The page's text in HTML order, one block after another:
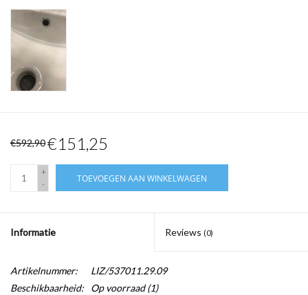
€592,90€151,25
+
-
TOEVOEGEN AAN WINKELWAGEN
Informatie Reviews (0)
Artikelnummer:
LIZ/537011.29.09
Beschikbaarheid:
Op voorraad(1)